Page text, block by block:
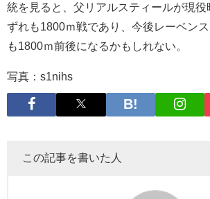
統を見ると、父リアルスティールが現
ずれも1800ｍ戦であり、今後レーベン
も1800ｍ前後になるかもしれない。
写真：s1nihs
この記事を書いた人